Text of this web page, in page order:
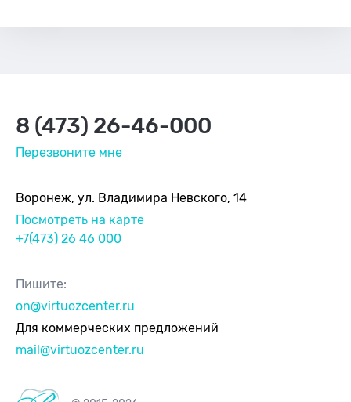
8 (473) 26-46-000
Перезвоните мне
Воронеж, ул. Владимира Невского, 14
Посмотреть на карте
+7(473) 26 46 000
Пишите:
on@virtuozcenter.ru
Для коммерческих предложений
mail@virtuozcenter.ru